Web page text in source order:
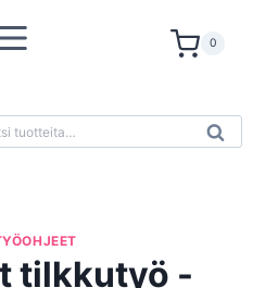
0
Haku
tilkkutyö -